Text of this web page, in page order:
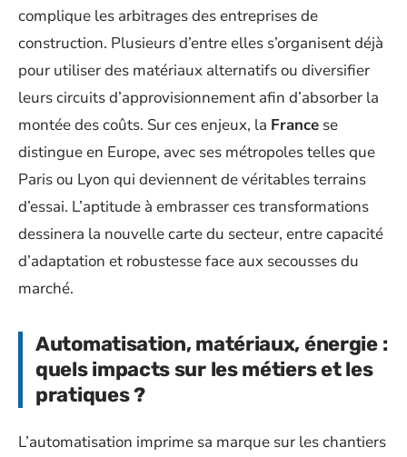
complique les arbitrages des entreprises de
construction. Plusieurs d’entre elles s’organisent déjà
pour utiliser des matériaux alternatifs ou diversifier
leurs circuits d’approvisionnement afin d’absorber la
montée des coûts. Sur ces enjeux, la France se
distingue en Europe, avec ses métropoles telles que
Paris ou Lyon qui deviennent de véritables terrains
d’essai. L’aptitude à embrasser ces transformations
dessinera la nouvelle carte du secteur, entre capacité
d’adaptation et robustesse face aux secousses du
marché.
Automatisation, matériaux, énergie :
quels impacts sur les métiers et les
pratiques ?
L’automatisation imprime sa marque sur les chantiers